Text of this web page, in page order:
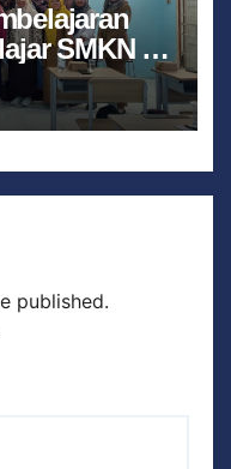
SMKN 1
published.